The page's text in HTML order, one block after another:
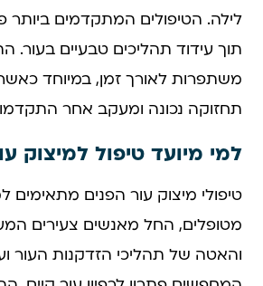
לילה. הטיפולים המתקדמים ביותר
תוך עידוד תהליכים טבעיים בעור.
משתפרות לאורך זמן, במיוחד
תחזוקה נכונה ומעקב אחר
למי מיועד טיפול למיצוק
טיפולי מיצוק עור הפנים מתאימים
מטופלים, החל מאנשים צעירים
והאטה של תהליכי הזדקנות העור